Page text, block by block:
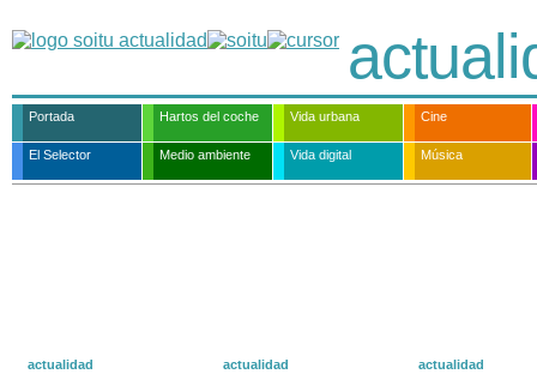
Portada Hartos del coche Vida urbana Cine
El Selector Medio ambiente Vida digital Música
actualidad
actualidad
actualidad